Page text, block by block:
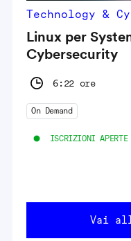
Technology &
Linux per
Cybersecurity
6:22 ore
On Demand
ISCRIZIONI APERTE
Vai